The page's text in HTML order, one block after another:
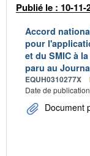
Publié le : 10-11-
Accord
pour
et du SMIC à
paru au
EQUH0310277X
Date de
Document